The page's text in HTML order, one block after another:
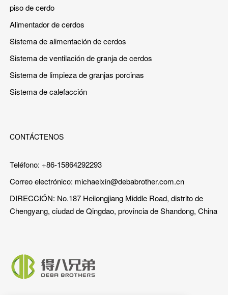
piso de cerdo
Alimentador de cerdos
Sistema de alimentación de cerdos
Sistema de ventilación de granja de cerdos
Sistema de limpieza de granjas porcinas
Sistema de calefacción
CONTÁCTENOS
Teléfono: +86-15864292293
Correo electrónico: michaelxin@debabrother.com.cn
DIRECCIÓN: No.187 Heilongjiang Middle Road, distrito de
Chengyang, ciudad de Qingdao, provincia de Shandong, China